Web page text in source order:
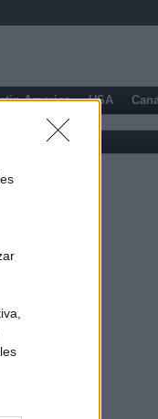
America USA